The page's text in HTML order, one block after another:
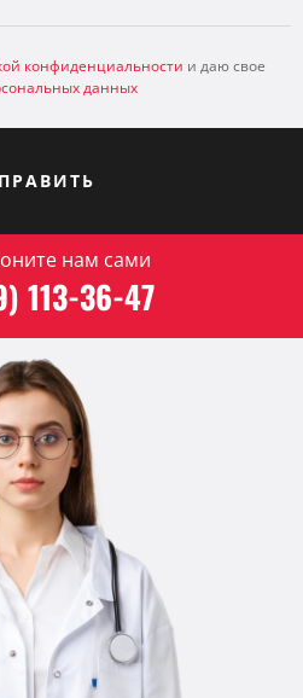
конфиденциальности и даю свое
данных
нам сами
113-36-47